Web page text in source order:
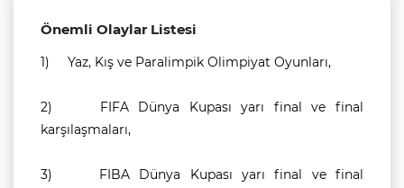
Önemli Olaylar Listesi
1) Yaz, Kış ve Paralimpik Olimpiyat Oyunları,
2) FIFA Dünya Kupası yarı final ve final
karşılaşmaları,
3) FIBA Dünya Kupası yarı final ve final